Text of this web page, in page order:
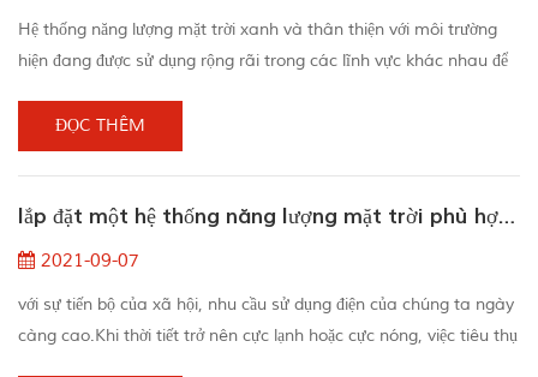
Hệ thống năng lượng mặt trời xanh và thân thiện với môi trường
hiện đang được sử dụng rộng rãi trong các lĩnh vực khác nhau để
trời gia đình có thể mang điện đến nhà và tiết kiệm chi phí.hệ
thống năng lượng mặt trời di động cho phép chúng ta ở ngoài trời
ngày thay vì trong bón...
ĐỌC THÊM
lắp đặt một hệ thống năng lượng mặt trời phù hợp để sử dụng trong gia đình
2021-09-07
với sự tiến bộ của xã hội, nhu cầu sử dụng điện của chúng ta ngày
càng cao.Khi thời tiết trở nên cực lạnh hoặc cực nóng, việc tiêu thụ